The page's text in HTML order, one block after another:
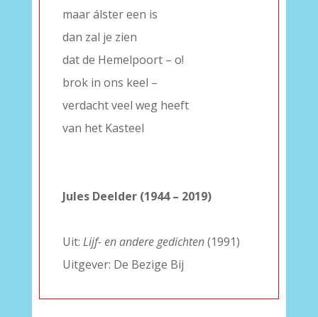
maar álster een is
dan zal je zien
dat de Hemelpoort – o!
brok in ons keel –
verdacht veel weg heeft
van het Kasteel
Jules Deelder (1944 – 2019)
Uit: Lijf- en andere gedichten(1991)
Uitgever: De Bezige Bij